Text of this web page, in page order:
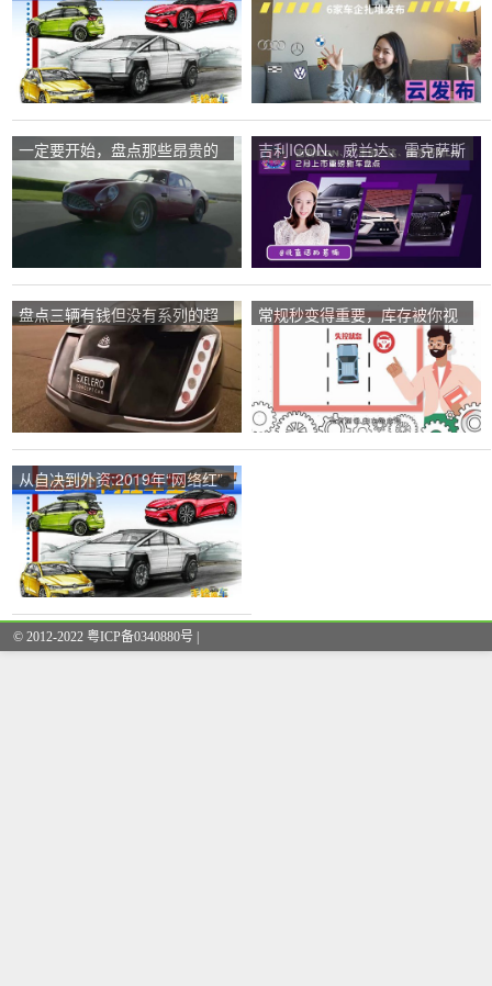
新车有趣回顾
步伐！值得期待的“云发布”新
车库存
一定要开始，盘点那些昂贵的
豪华车
吉利ICON、威兰达、雷克萨斯
LM、2月份推出的3款新车库
盘点三辆有钱但没有系列的超
级豪华车。
常规秒变得重要，库存被你视
为“黑色技术”而忽略
从自决到外资:2019年“网络红”
新车有趣回顾
© 2012-2022 粤ICP备0340880号 |